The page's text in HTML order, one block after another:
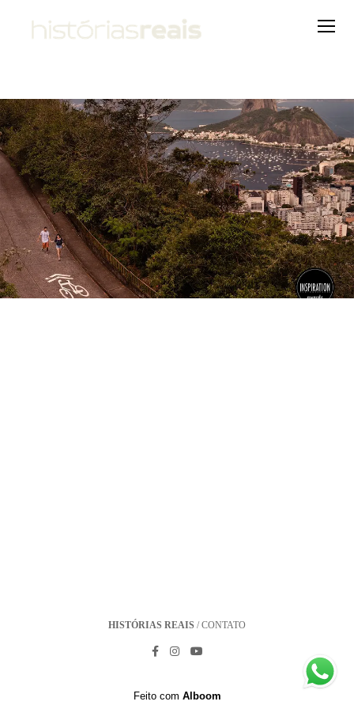
HISTÓRIAS REAIS /CONTATO
Feito com Alboom